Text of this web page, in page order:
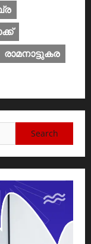
രാമനാട്ടുകര